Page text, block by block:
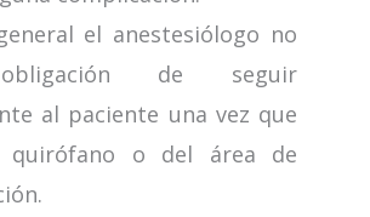
el anestesiólogo no
de seguir
al paciente una vez que
quirófano o del área de